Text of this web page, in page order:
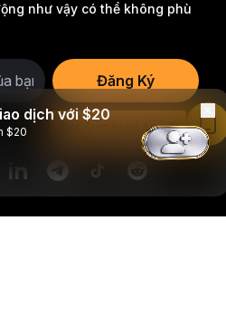
như vậy có thể không phù
Đăng Ký
dịch với $20
$20 Đọc Trên Bybit App